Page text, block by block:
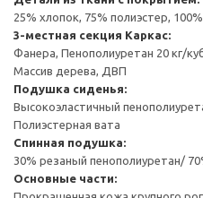
25% хлопок, 75% полиэстер,
3-местная секция Каркас:
Фанера, Пенополиуретан 20 кг/
Массив дерева, ДВП
Подушка сиденья:
Высокоэластичный
Полиэстерная вата
Спинная подушка:
30% резаный пенополиуретан/
Основные части: